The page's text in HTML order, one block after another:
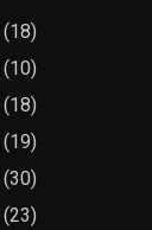
(18)
(10)
(18)
(19)
(30)
(23)